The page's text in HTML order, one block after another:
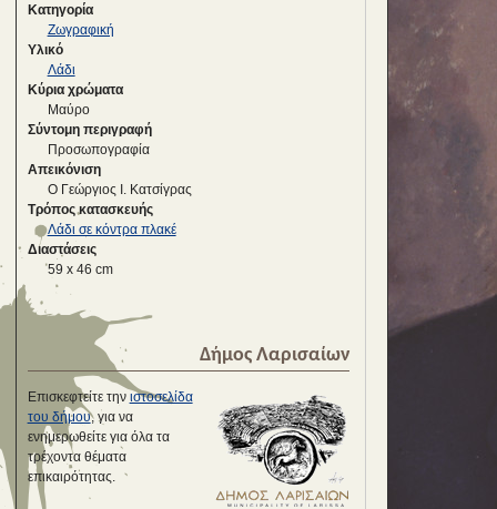
Κατηγορία
Ζωγραφική
Υλικό
Λάδι
Κύρια χρώματα
Μαύρο
Σύντομη περιγραφή
Προσωπογραφία
Απεικόνιση
Ο Γεώργιος Ι. Κατσίγρας
Τρόπος κατασκευής
Λάδι σε κόντρα πλακέ
Διαστάσεις
59 x 46 cm
Δήμος Λαρισαίων
Επισκεφτείτε την ιστοσελίδα
του δήμου, για να
ενημερωθείτε για όλα τα
τρέχοντα θέματα
επικαιρότητας.